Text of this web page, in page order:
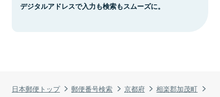
日本郵便トップ 郵便番号検索 京都府
相楽郡加茂町
デジタルアドレスで入力も検索もスムーズに。